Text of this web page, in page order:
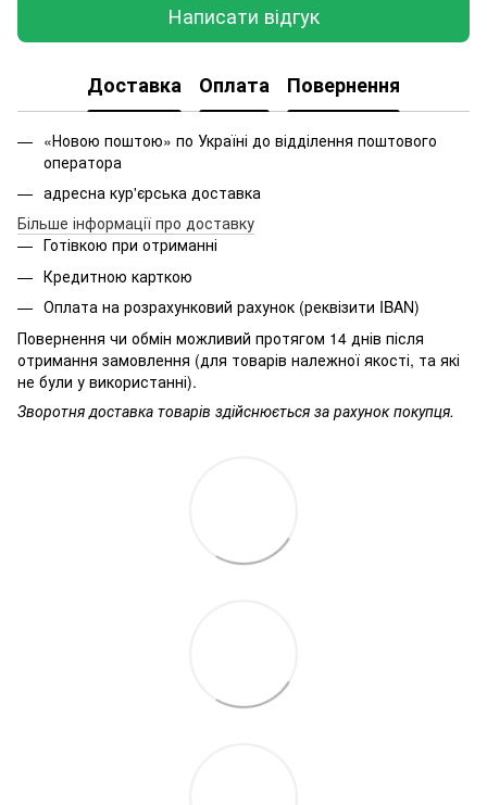
Написати відгук
Доставка Оплата Повернення
«Новою поштою» по Україні до відділення поштового
оператора
адресна кур'єрська доставка
Більше інформації про доставку
Готівкою при отриманні
Кредитною карткою
Оплата на розрахунковий рахунок (реквізити IBAN)
Повернення чи обмін можливий протягом 14 днів після
отримання замовлення (для товарів належної якості, та які
не були у використанні).
Зворотня доставка товарів здійснюється за рахунок покупця.